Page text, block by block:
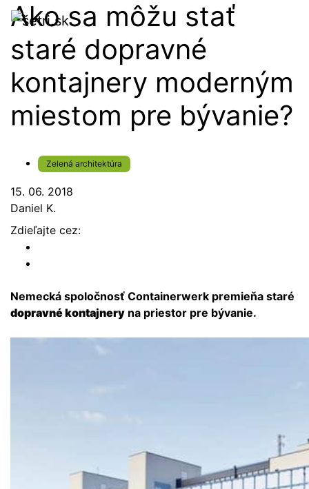
Ako sa môžu stať
staré dopravné
kontajnery moderným
miestom pre bývanie?
Zelená architektúra
15. 06. 2018
Daniel K.
Zdieľajte cez:
Nemecká spoločnosť Containerwerk premieňa staré
dopravné kontajnery na priestor pre bývanie.